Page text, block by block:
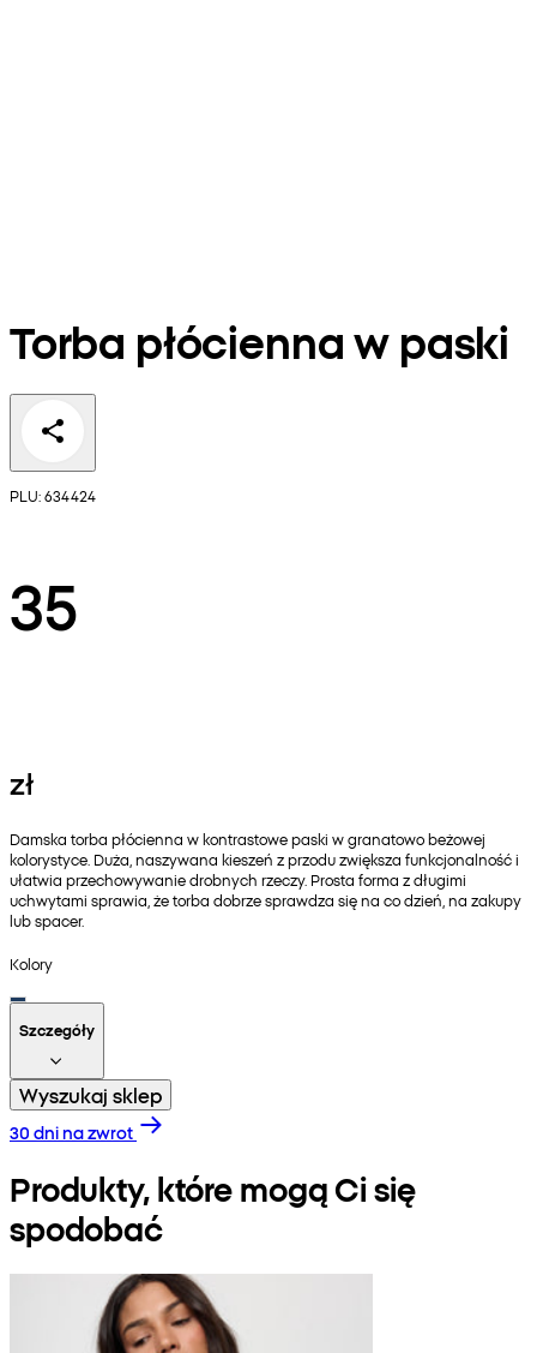
Torba płócienna w paski
PLU: 634424
35
zł
Damska torba płócienna w kontrastowe paski w granatowo beżowej
kolorystyce. Duża, naszywana kieszeń z przodu zwiększa funkcjonalność i
ułatwia przechowywanie drobnych rzeczy. Prosta forma z długimi
uchwytami sprawia, że torba dobrze sprawdza się na co dzień, na zakupy
lub spacer.
Kolory
Szczegóły
Wyszukaj sklep
30 dni na zwrot
Produkty, które mogą Ci się
spodobać